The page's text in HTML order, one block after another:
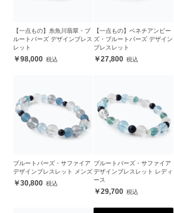
【一点もの】糸魚川翡翠・ブ
ルートパーズ デザインブレス
レット
98,000
【一点もの】ベネチアンビー
ズ・ブルートパーズ デザイン
ブレスレット
27,800
ブルートパーズ・サファイア
デザインブレスレット メンズ
30,800
ブルートパーズ・サファイア
デザインブレスレット レディ
ース
29,700